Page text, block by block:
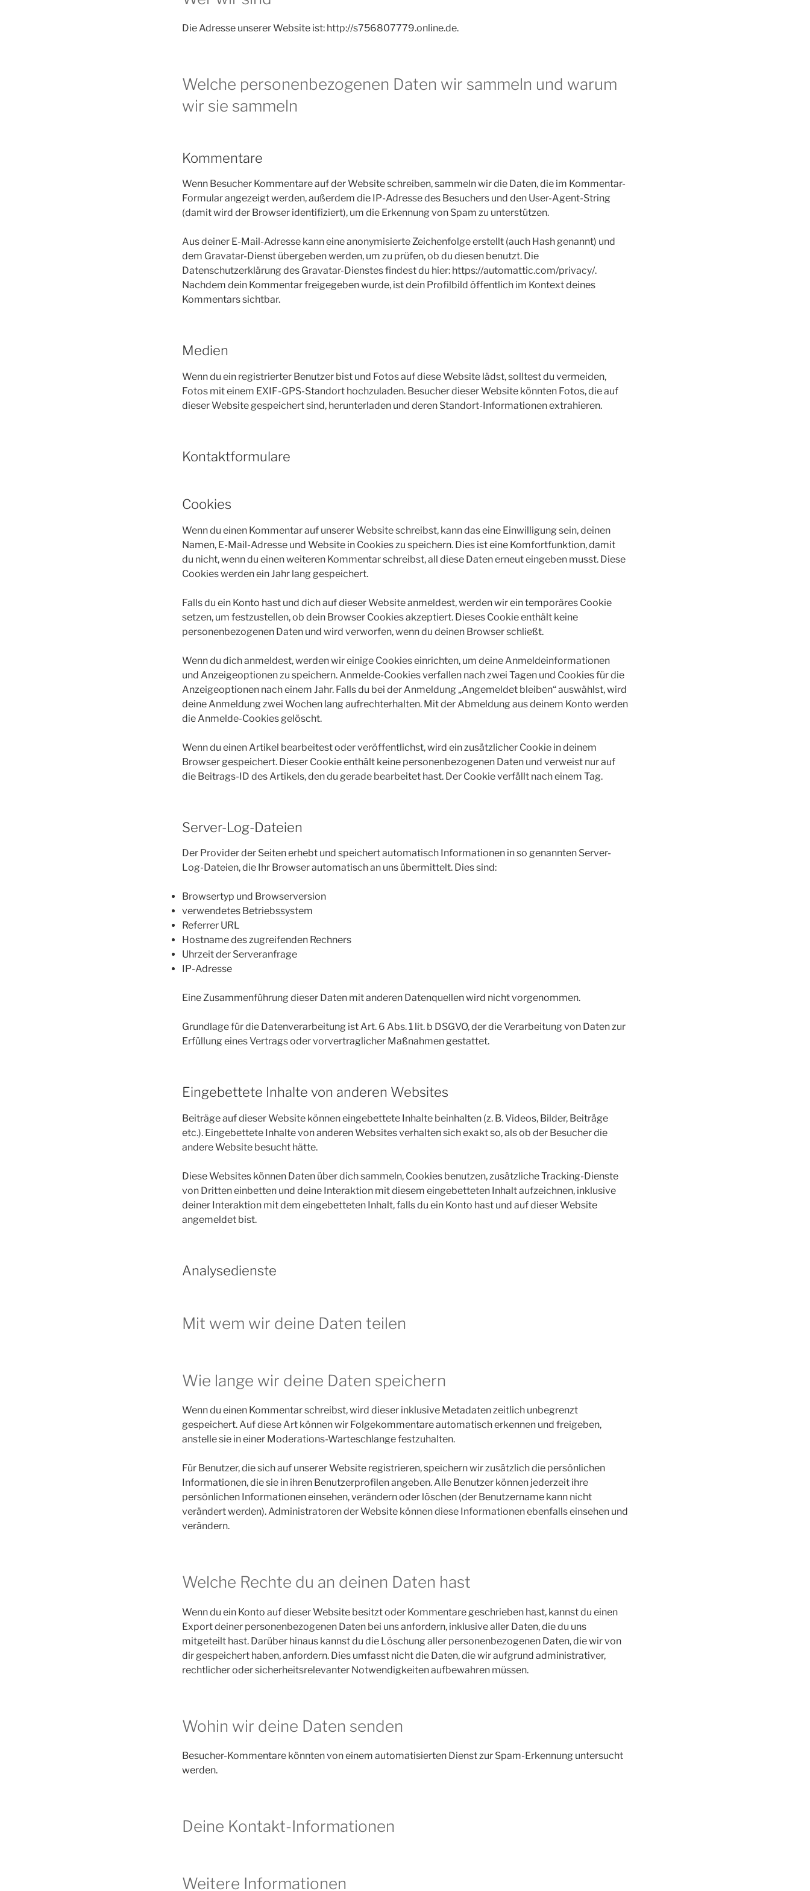
Die Adresse unserer Website ist: http://s756807779.online.de.
Welche personenbezogenen Daten wir sammeln und warum
wir sie sammeln
Kommentare
Wenn Besucher Kommentare auf der Website schreiben, sammeln wir die Daten, die im Kommentar-
Formular angezeigt werden, außerdem die IP-Adresse des Besuchers und den User-Agent-String
(damit wird der Browser identifiziert), um die Erkennung von Spam zu unterstützen.
Aus deiner E-Mail-Adresse kann eine anonymisierte Zeichenfolge erstellt (auch Hash genannt) und
dem Gravatar-Dienst übergeben werden, um zu prüfen, ob du diesen benutzt. Die
Datenschutzerklärung des Gravatar-Dienstes findest du hier: https://automattic.com/privacy/.
Nachdem dein Kommentar freigegeben wurde, ist dein Profilbild öffentlich im Kontext deines
Kommentars sichtbar.
Medien
Wenn du ein registrierter Benutzer bist und Fotos auf diese Website lädst, solltest du vermeiden,
Fotos mit einem EXIF-GPS-Standort hochzuladen. Besucher dieser Website könnten Fotos, die auf
dieser Website gespeichert sind, herunterladen und deren Standort-Informationen extrahieren.
Kontaktformulare
Cookies
Wenn du einen Kommentar auf unserer Website schreibst, kann das eine Einwilligung sein, deinen
Namen, E-Mail-Adresse und Website in Cookies zu speichern. Dies ist eine Komfortfunktion, damit
du nicht, wenn du einen weiteren Kommentar schreibst, all diese Daten erneut eingeben musst. Diese
Cookies werden ein Jahr lang gespeichert.
Falls du ein Konto hast und dich auf dieser Website anmeldest, werden wir ein temporäres Cookie
setzen, um festzustellen, ob dein Browser Cookies akzeptiert. Dieses Cookie enthält keine
personenbezogenen Daten und wird verworfen, wenn du deinen Browser schließt.
Wenn du dich anmeldest, werden wir einige Cookies einrichten, um deine Anmeldeinformationen
und Anzeigeoptionen zu speichern. Anmelde-Cookies verfallen nach zwei Tagen und Cookies für die
Anzeigeoptionen nach einem Jahr. Falls du bei der Anmeldung „Angemeldet bleiben“ auswählst, wird
deine Anmeldung zwei Wochen lang aufrechterhalten. Mit der Abmeldung aus deinem Konto werden
die Anmelde-Cookies gelöscht.
Wenn du einen Artikel bearbeitest oder veröffentlichst, wird ein zusätzlicher Cookie in deinem
Browser gespeichert. Dieser Cookie enthält keine personenbezogenen Daten und verweist nur auf
die Beitrags-ID des Artikels, den du gerade bearbeitet hast. Der Cookie verfällt nach einem Tag.
Server-Log-Dateien
Der Provider der Seiten erhebt und speichert automatisch Informationen in so genannten Server-
Log-Dateien, die Ihr Browser automatisch an uns übermittelt. Dies sind:
Browsertyp und Browserversion
verwendetes Betriebssystem
Referrer URL
Hostname des zugreifenden Rechners
Uhrzeit der Serveranfrage
IP-Adresse
Eine Zusammenführung dieser Daten mit anderen Datenquellen wird nicht vorgenommen.
Grundlage für die Datenverarbeitung ist Art. 6 Abs. 1 lit. b DSGVO, der die Verarbeitung von Daten zur
Erfüllung eines Vertrags oder vorvertraglicher Maßnahmen gestattet.
Eingebettete Inhalte von anderen Websites
Beiträge auf dieser Website können eingebettete Inhalte beinhalten (z. B. Videos, Bilder, Beiträge
etc.). Eingebettete Inhalte von anderen Websites verhalten sich exakt so, als ob der Besucher die
andere Website besucht hätte.
Diese Websites können Daten über dich sammeln, Cookies benutzen, zusätzliche Tracking-Dienste
von Dritten einbetten und deine Interaktion mit diesem eingebetteten Inhalt aufzeichnen, inklusive
deiner Interaktion mit dem eingebetteten Inhalt, falls du ein Konto hast und auf dieser Website
angemeldet bist.
Analysedienste
Mit wem wir deine Daten teilen
Wie lange wir deine Daten speichern
Wenn du einen Kommentar schreibst, wird dieser inklusive Metadaten zeitlich unbegrenzt
gespeichert. Auf diese Art können wir Folgekommentare automatisch erkennen und freigeben,
anstelle sie in einer Moderations-Warteschlange festzuhalten.
Für Benutzer, die sich auf unserer Website registrieren, speichern wir zusätzlich die persönlichen
Informationen, die sie in ihren Benutzerprofilen angeben. Alle Benutzer können jederzeit ihre
persönlichen Informationen einsehen, verändern oder löschen (der Benutzername kann nicht
verändert werden). Administratoren der Website können diese Informationen ebenfalls einsehen und
verändern.
Welche Rechte du an deinen Daten hast
Wenn du ein Konto auf dieser Website besitzt oder Kommentare geschrieben hast, kannst du einen
Export deiner personenbezogenen Daten bei uns anfordern, inklusive aller Daten, die du uns
mitgeteilt hast. Darüber hinaus kannst du die Löschung aller personenbezogenen Daten, die wir von
dir gespeichert haben, anfordern. Dies umfasst nicht die Daten, die wir aufgrund administrativer,
rechtlicher oder sicherheitsrelevanter Notwendigkeiten aufbewahren müssen.
Wohin wir deine Daten senden
Besucher-Kommentare könnten von einem automatisierten Dienst zur Spam-Erkennung untersucht
werden.
Deine Kontakt-Informationen
Weitere Informationen